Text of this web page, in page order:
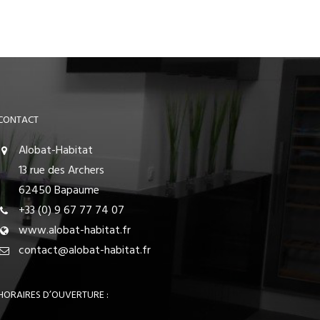
Alobat-Habitat
13 rue des Archers
62450 Bapaume
+33 (0) 9 67 77 74 07
www.alobat-habitat.fr
contact@alobat-habitat.fr
D’OUVERTURE :